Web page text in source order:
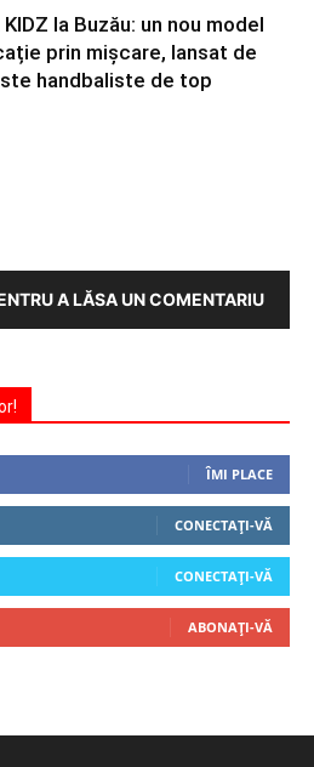
KIDZ la Buzău: un nou model
prin mișcare, lansat de
handbaliste de top
A LĂSA UN COMENTARIU
ÎMI PLACE
CONECTAȚI-VĂ
CONECTAȚI-VĂ
ABONAȚI-VĂ